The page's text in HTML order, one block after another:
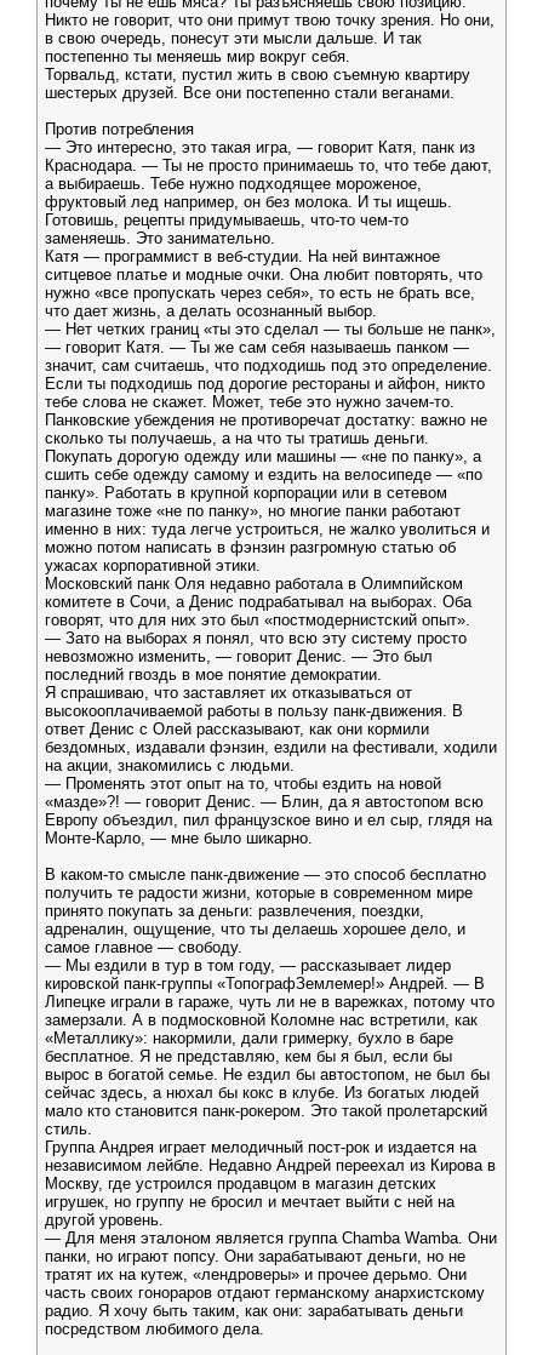
Никто не говорит, что они примут твою точку зрения. Но они,
в свою очередь, понесут эти мысли дальше. И так
постепенно ты меняешь мир вокруг себя.
Торвальд, кстати, пустил жить в свою съемную квартиру
шестерых друзей. Все они постепенно стали веганами.
Против потребления
— Это интересно, это такая игра, — говорит Катя, панк из
Краснодара. — Ты не просто принимаешь то, что тебе дают,
а выбираешь. Тебе нужно подходящее мороженое,
фруктовый лед например, он без молока. И ты ищешь.
Готовишь, рецепты придумываешь, что-то чем-то
заменяешь. Это занимательно.
Катя — программист в веб-студии. На ней винтажное
ситцевое платье и модные очки. Она любит повторять, что
нужно «все пропускать через себя», то есть не брать все,
что дает жизнь, а делать осознанный выбор.
— Нет четких границ «ты это сделал — ты больше не панк»,
— говорит Катя. — Ты же сам себя называешь панком —
значит, сам считаешь, что подходишь под это определение.
Если ты подходишь под дорогие рестораны и айфон, никто
тебе слова не скажет. Может, тебе это нужно зачем-то.
Панковские убеждения не противоречат достатку: важно не
сколько ты получаешь, а на что ты тратишь деньги.
Покупать дорогую одежду или машины — «не по панку», а
сшить себе одежду самому и ездить на велосипеде — «по
панку». Работать в крупной корпорации или в сетевом
магазине тоже «не по панку», но многие панки работают
именно в них: туда легче устроиться, не жалко уволиться и
можно потом написать в фэнзин разгромную статью об
ужасах корпоративной этики.
Московский панк Оля недавно работала в Олимпийском
комитете в Сочи, а Денис подрабатывал на выборах. Оба
говорят, что для них это был «постмодернистский опыт».
— Зато на выборах я понял, что всю эту систему просто
невозможно изменить, — говорит Денис. — Это был
последний гвоздь в мое понятие демократии.
Я спрашиваю, что заставляет их отказываться от
высокооплачиваемой работы в пользу панк-движения. В
ответ Денис с Олей рассказывают, как они кормили
бездомных, издавали фэнзин, ездили на фестивали, ходили
на акции, знакомились с людьми.
— Променять этот опыт на то, чтобы ездить на новой
«мазде»?! — говорит Денис. — Блин, да я автостопом всю
Европу объездил, пил французское вино и ел сыр, глядя на
Монте-Карло, — мне было шикарно.
В каком-то смысле панк-движение — это способ бесплатно
получить те радости жизни, которые в современном мире
принято покупать за деньги: развлечения, поездки,
адреналин, ощущение, что ты делаешь хорошее дело, и
самое главное — свободу.
— Мы ездили в тур в том году, — рассказывает лидер
кировской панк-группы «ТопографЗемлемер!» Андрей. — В
Липецке играли в гараже, чуть ли не в варежках, потому что
замерзали. А в подмосковной Коломне нас встретили, как
«Металлику»: накормили, дали гримерку, бухло в баре
бесплатное. Я не представляю, кем бы я был, если бы
вырос в богатой семье. Не ездил бы автостопом, не был бы
сейчас здесь, а нюхал бы кокс в клубе. Из богатых людей
мало кто становится панк-рокером. Это такой пролетарский
стиль.
Группа Андрея играет мелодичный пост-рок и издается на
независимом лейбле. Недавно Андрей переехал из Кирова в
Москву, где устроился продавцом в магазин детских
игрушек, но группу не бросил и мечтает выйти с ней на
другой уровень.
— Для меня эталоном является группа Chamba Wamba. Они
панки, но играют попсу. Они зарабатывают деньги, но не
тратят их на кутеж, «лендроверы» и прочее дерьмо. Они
часть своих гонораров отдают германскому анархистскому
радио. Я хочу быть таким, как они: зарабатывать деньги
посредством любимого дела.